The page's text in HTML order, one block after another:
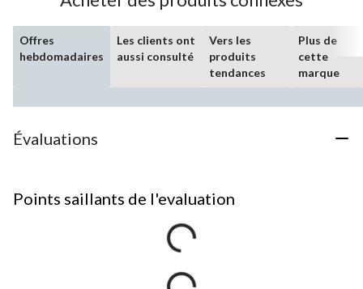
Offres
hebdomadaires
Les clients ont
aussi consulté
Vers les
produits
tendances
Plus de
cette
marque
Évaluations
Points saillants de l'evaluation